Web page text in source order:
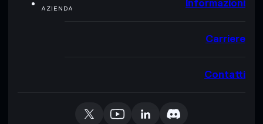
AZIENDA Informazioni
Carriere
Contatti